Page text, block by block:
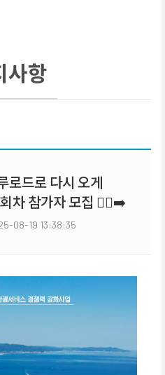
사항
로드로 다시 오게
차 참가자 모집 🚶‍♂️‍➡️
08-19 13:38:35